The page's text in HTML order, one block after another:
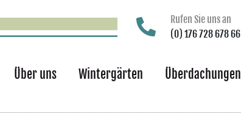
Rufen Sie uns an
(0) 176 728 678 66
Über uns Wintergärten Überdachungen